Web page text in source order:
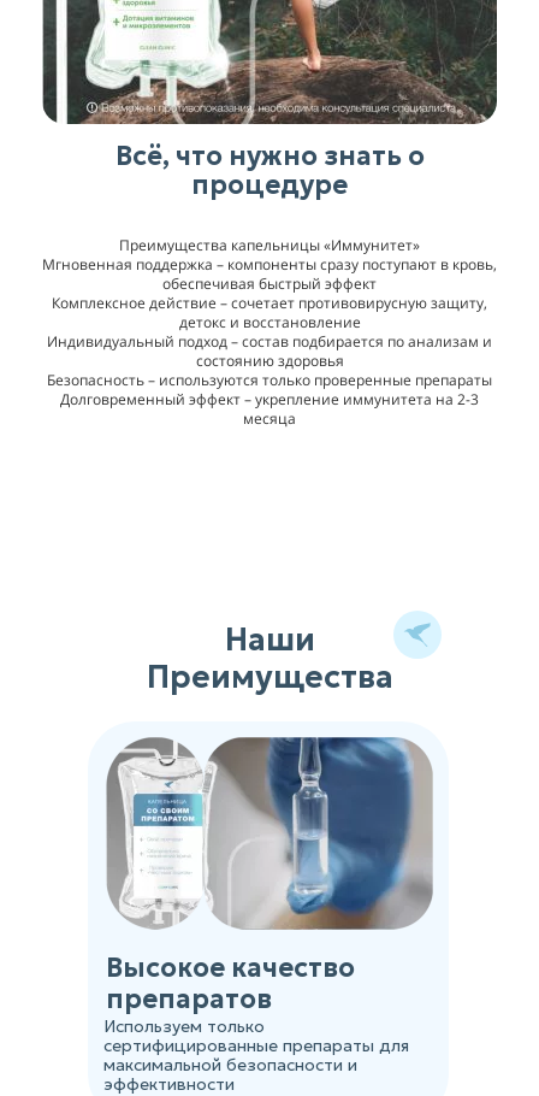
Всё, что нужно знать о
процедуре
Преимущества капельницы «Иммунитет»
Мгновенная поддержка – компоненты сразу поступают в кровь,
обеспечивая быстрый эффект
Комплексное действие – сочетает противовирусную защиту,
детокс и восстановление
Индивидуальный подход – состав подбирается по анализам и
состоянию здоровья
Безопасность – используются только проверенные препараты
Долговременный эффект – укрепление иммунитета на 2-3
месяца
Наши
Преимущества
Высокое качество
препаратов
Используем только
сертифицированные препараты для
максимальной безопасности и
эффективности